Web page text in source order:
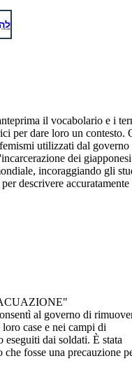
il vocabolario e i
per dare loro un contesto.
utilizzati dal
dei giapponesi
incoraggiando gli
descrivere
al governo di
case e nei campi di
dai soldati. È stata
fosse una precauzione